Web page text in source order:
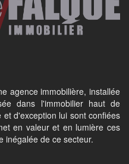
agence immobilière, installée
dans l'immobilier haut de
d'exception lui sont confiées
en valeur et en lumière ces
inégalée de ce secteur.